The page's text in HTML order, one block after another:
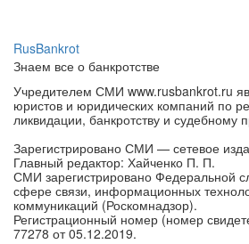
RusBankrot
Знаем все о банкротстве
Учредителем СМИ www.rusbankrot.ru
юристов и юридических компаний по
ликвидации, банкротству и судебному
Зарегистрировано СМИ — сетевое
Главный редактор: Хайченко П. П.
СМИ зарегистрировано Федеральной
сфере связи, информационных
коммуникаций (Роскомнадзор).
Регистрационный номер (номер
77278 от 05.12.2019.